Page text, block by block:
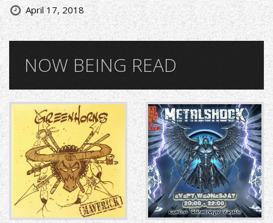
April 17, 2018
NOW BEING READ